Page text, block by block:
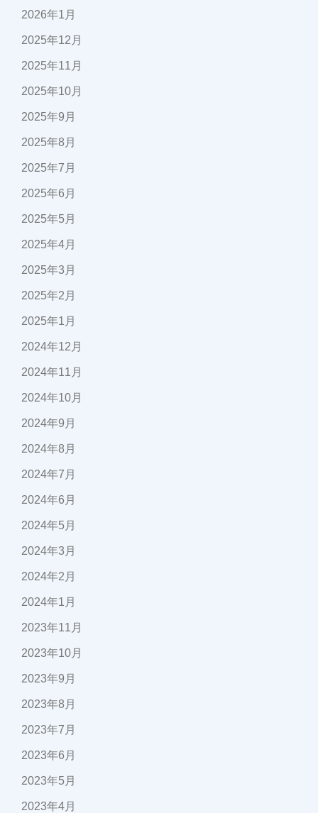
2026年1月
2025年12月
2025年11月
2025年10月
2025年9月
2025年8月
2025年7月
2025年6月
2025年5月
2025年4月
2025年3月
2025年2月
2025年1月
2024年12月
2024年11月
2024年10月
2024年9月
2024年8月
2024年7月
2024年6月
2024年5月
2024年3月
2024年2月
2024年1月
2023年11月
2023年10月
2023年9月
2023年8月
2023年7月
2023年6月
2023年5月
2023年4月